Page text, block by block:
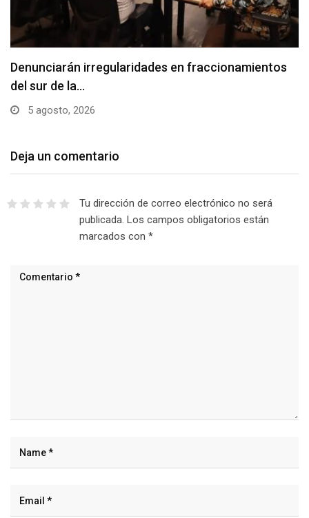
Denunciarán irregularidades en fraccionamientos
del sur de la…
5 agosto, 2026
Deja un comentario
Tu dirección de correo electrónico no será
publicada. Los campos obligatorios están
marcados con *